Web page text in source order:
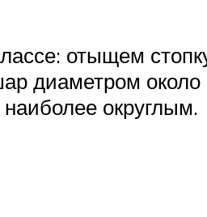
отыщем
диаметром
округлым.